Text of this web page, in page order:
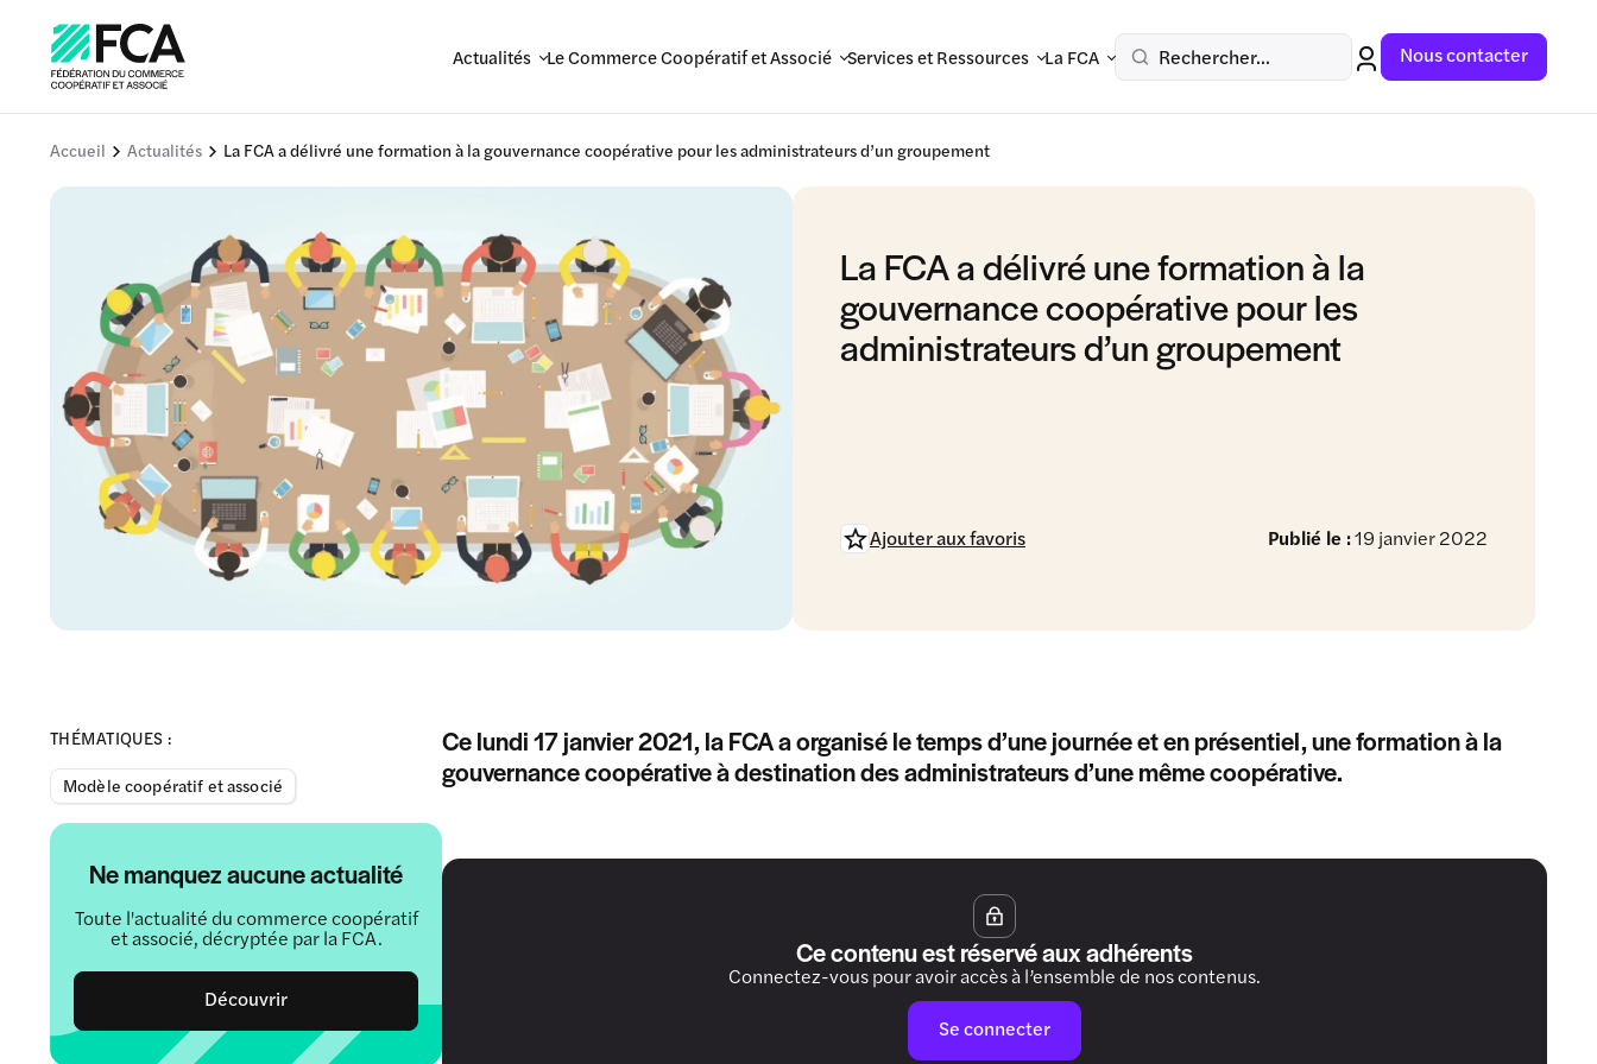
Actualités Le Commerce Coopératif et Associé Services et Ressources La FCA Rechercher... Nous contacter
Accueil Actualités La FCA a délivré une formation à la gouvernance coopérative pour les administrateurs d’un groupement
La FCA a délivré une formation à la
gouvernance coopérative pour les
administrateurs d’un groupement
Publié le :19 janvier 2022
Ajouter aux favoris
THÉMATIQUES :
Modèle coopératif et associé
Ne manquez aucune actualité
Toute l'actualité du commerce coopératif
et associé, décryptée par la FCA.
Découvrir
Ce lundi 17 janvier 2021, la FCA a organisé le temps d’une journée et en présentiel, une formation à la
gouvernance coopérative à destination des administrateurs d’une même coopérative.
Ce contenu est réservé aux adhérents
Connectez-vous pour avoir accès à l’ensemble de nos contenus.
Se connecter